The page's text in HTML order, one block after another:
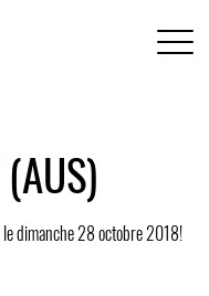
le dimanche 28 octobre 2018!